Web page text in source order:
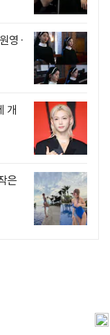
영·
개
은